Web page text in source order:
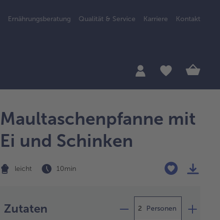
Ernährungsberatung Qualität & Service Karriere Kontakt
Maultaschenpfanne mit
Ei und Schinken
leicht 10 min
Zutaten Personen